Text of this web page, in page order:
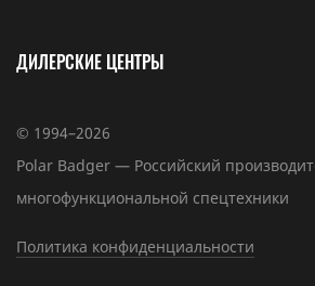
ДИЛЕРСКИЕ ЦЕНТРЫ
© 1994–2026
Polar Badger — Российский
многофункциональной спецтехники
Политика конфиденциальности